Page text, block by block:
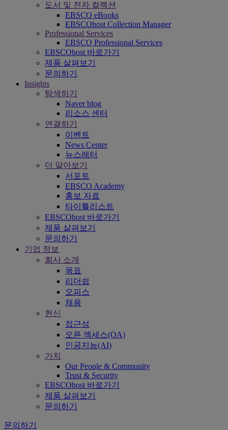
도서 및 전자 컬렉션
EBSCO eBooks
EBSCOhost Collection Manager
Professional Services
EBSCO Professional Services
EBSCOhost 바로가기
제품 살펴보기
문의하기
Insights
탐색하기
Naver blog
리소스 센터
연결하기
이벤트
News Center
뉴스레터
더 알아보기
서포트
EBSCO Academy
홍보 자료
타이틀리스트
EBSCOhost 바로가기
제품 살펴보기
문의하기
기업 정보
회사 소개
목표
리더쉽
오피스
채용
헌신
접근성
오픈 엑세스(OA)
인공지능(AI)
가치
Our People & Community
Trust & Security
EBSCOhost 바로가기
제품 살펴보기
문의하기
문의하기